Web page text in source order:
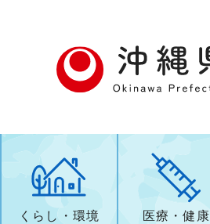
くらし・環境 医療・健康